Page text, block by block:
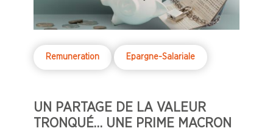
Remuneration Epargne-Salariale
UN PARTAGE DE LA VALEUR
TRONQUÉ… UNE PRIME MACRON